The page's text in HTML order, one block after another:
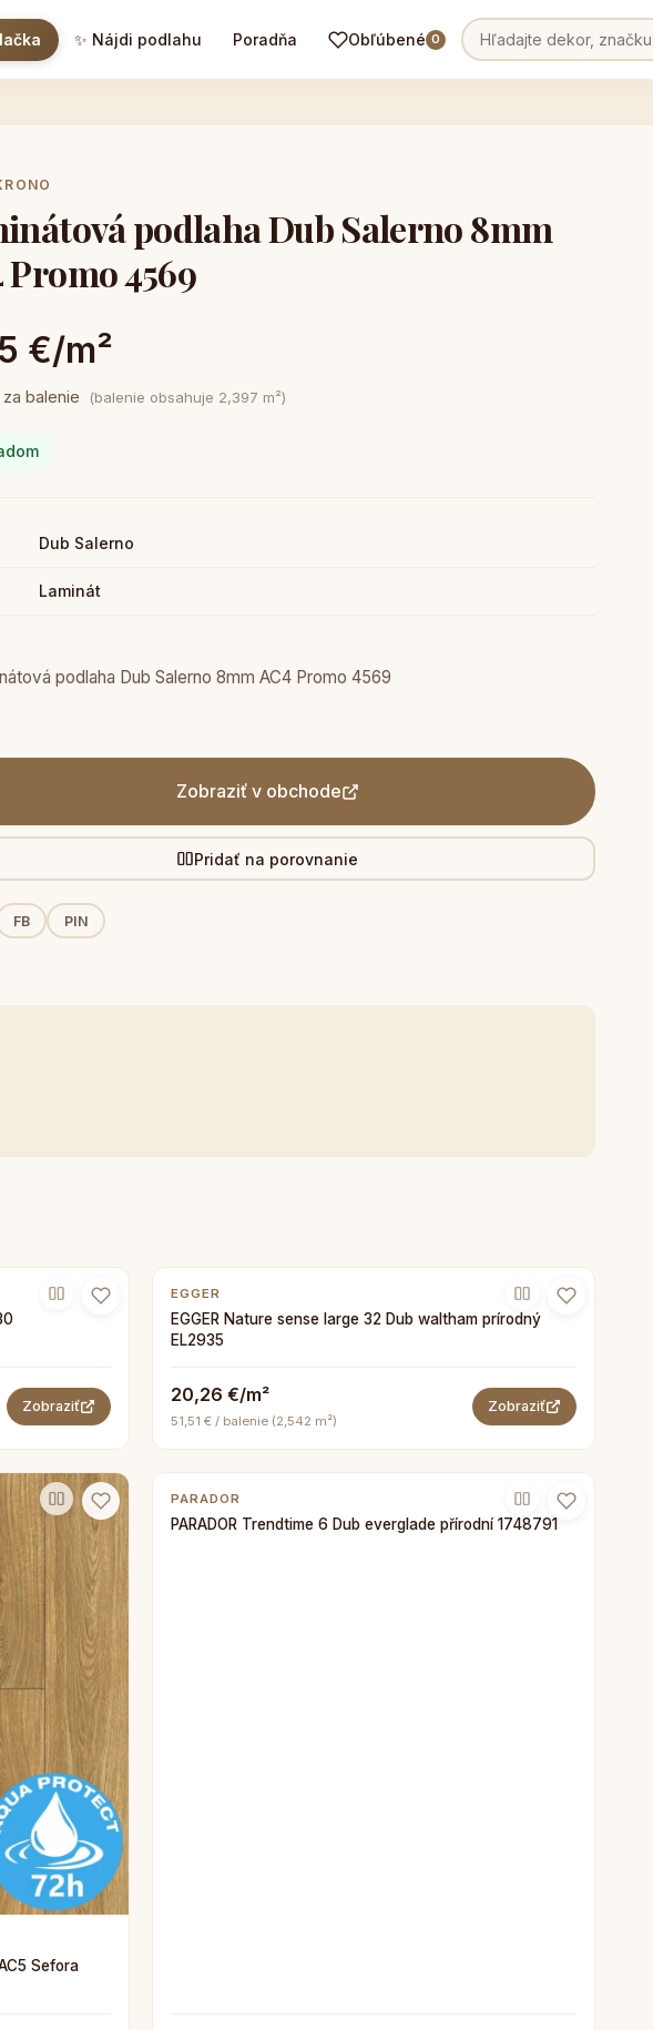
✨ Nájdi podlahu Poradňa Obľúbené 0
podlaha Dub Salerno 8mm
Promo 4569
€/m²
za balenie (balenie obsahuje 2,397 m²)
Dub Salerno
Laminát
podlaha Dub Salerno 8mm AC4 Promo 4569
Zobraziť v obchode
Pridať na porovnanie
FB PIN
Zobraziť
EGGER
EGGER Nature sense large 32 Dub waltham prírodný
EL2935
20,26 €/m²
51,51 € / balenie (2,542 m²)
Zobraziť
Sefora
PARADOR
PARADOR Trendtime 6 Dub everglade přírodní 1748791